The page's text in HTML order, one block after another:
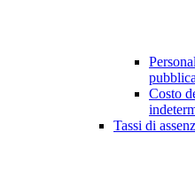
Costo
Tassi di